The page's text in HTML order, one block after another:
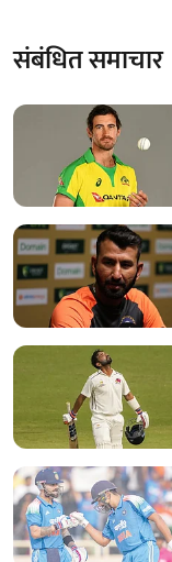
संबंधित समाचार